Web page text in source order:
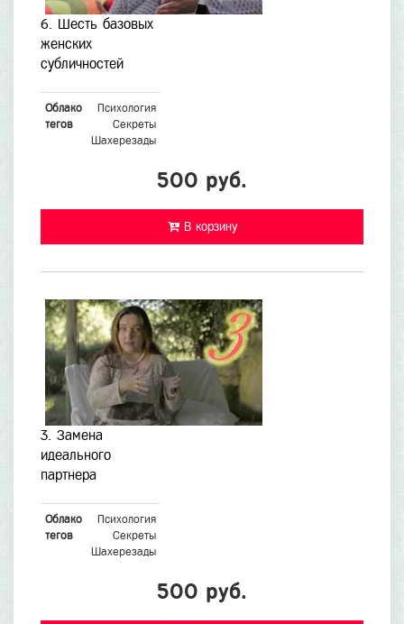
6. Шесть базовых
женских
субличностей
Облако
тегов
Психология
Секреты
Шахерезады
500 руб.
В корзину
3. Замена
идеального
партнера
Облако
тегов
Психология
Секреты
Шахерезады
500 руб.